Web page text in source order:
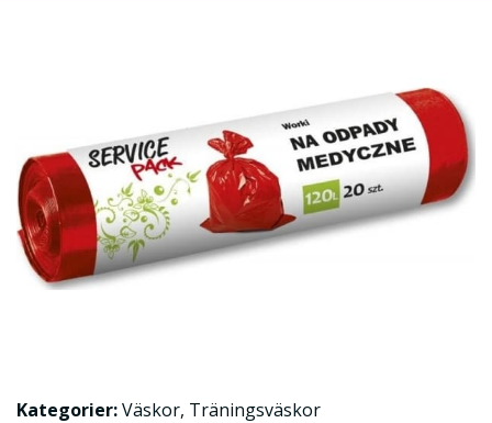
Kategorier:Väskor, Träningsväskor